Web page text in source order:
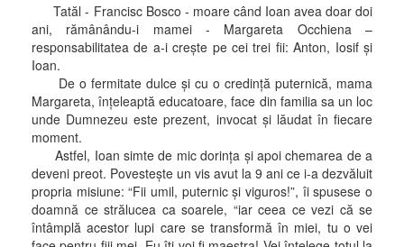
Tatăl - Francisc Bosco - moare când Ioan avea doar doi
ani, rămânându-i mamei - Margareta Occhiena –
responsabilitatea de a-i creşte pe cei trei fii: Anton, Iosif şi
Ioan.
De o fermitate dulce şi cu o credinţă puternică, mama
Margareta, înţeleaptă educatoare, face din familia sa un loc
unde Dumnezeu este prezent, invocat şi lăudat în fiecare
moment.
Astfel, Ioan simte de mic dorinţa şi apoi chemarea de a
deveni preot. Povesteşte un vis avut la 9 ani ce i-a dezvăluit
propria misiune: “Fii umil, puternic şi viguros!”, îi spusese o
doamnă ce strălucea ca soarele, “iar ceea ce vezi că se
întâmplă acestor lupi care se transformă în miei, tu o vei